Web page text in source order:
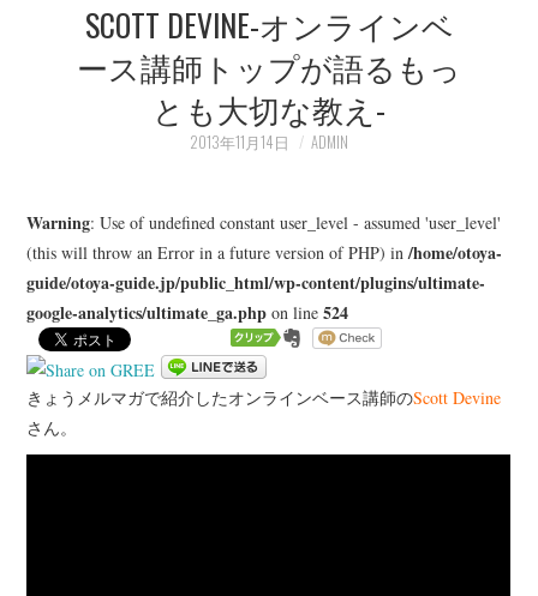
LIBRARY
SCOTT DEVINE-オンラインベ
ース講師トップが語るもっ
とも大切な教え-
2013年11月14日 ADMIN
Warning: Use of undefined constant user_level - assumed 'user_level'
(this will throw an Error in a future version of PHP) in/home/otoya-
guide/otoya-guide.jp/public_html/wp-content/plugins/ultimate-
google-analytics/ultimate_ga.php on line524
きょうメルマガで紹介したオンラインベース講師のScott Devine
さん。